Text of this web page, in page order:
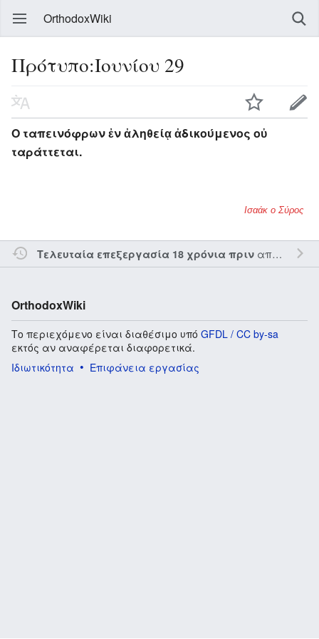
OrthodoxWiki
Πρότυπο:Ιουνίου 29
Ο ταπεινόφρων ἐν ἀληθείᾳ ἀδικούμενος οὐ
ταράττεται.
Ισαάκ ο Σύρος
Τελευταία επεξεργασία 18 χρόνια πριναπό τον την
OrthodoxWiki
Το περιεχόμενο είναι διαθέσιμο υπό GFDL / CC by-sa
εκτός αν αναφέρεται διαφορετικά.
Ιδιωτικότητα
Επιφάνεια εργασίας